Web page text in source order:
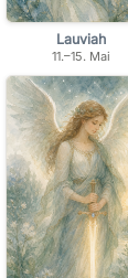
Lauviah
11.–15. Mai